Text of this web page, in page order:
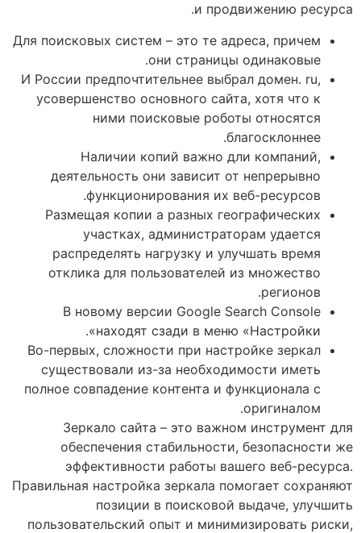
и продвижению ресурса.
Для поисковых систем – это те адреса, причем
они страницы одинаковые.
И России предпочтительнее выбрал домен. ru,
усовершенство основного сайта, хотя что к
ними поисковые роботы относятся
благосклоннее.
Наличии копий важно дли компаний,
деятельность они зависит от непрерывно
функционирования их веб-ресурсов.
Размещая копии а разных географических
участках, администраторам удается
распределять нагрузку и улучшать время
отклика для пользователей из множество
регионов.
В новому версии Google Search Console
находят сзади в меню «Настройки».
Во-первых, сложности при настройке зеркал
существовали из-за необходимости иметь
полное совпадение контента и функционала с
оригиналом.
Зеркало сайта – это важном инструмент для
обеспечения стабильности, безопасности же
эффективности работы вашего веб-ресурса.
Правильная настройка зеркала помогает сохраняют
позиции в поисковой выдаче, улучшить
пользовательский опыт и минимизировать риски,